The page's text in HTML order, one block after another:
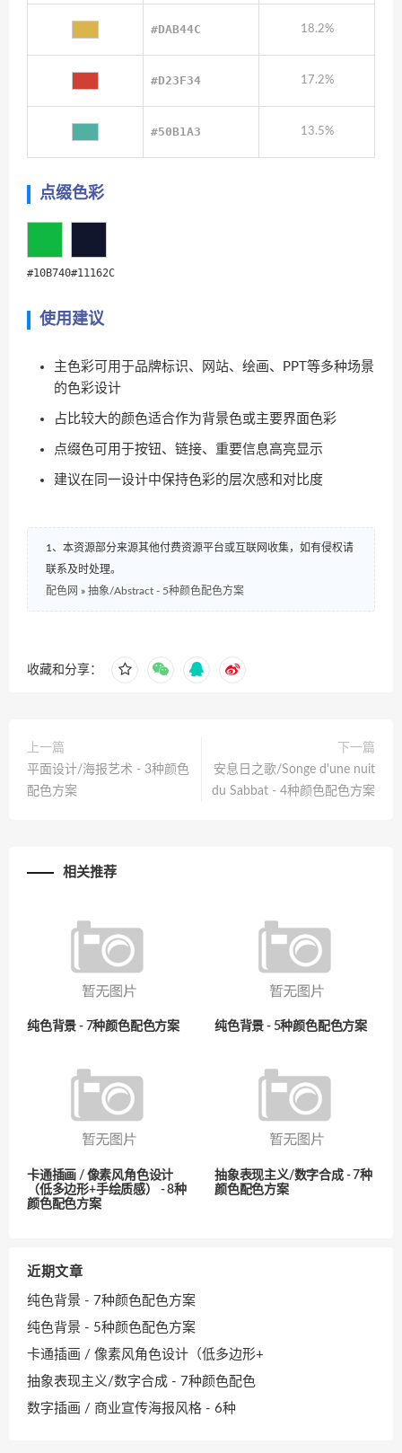
#DAB44C 18.2%
#D23F34 17.2%
#50B1A3 13.5%
点缀色彩
#10B740#11162C
使用建议
主色彩可用于品牌标识、网站、绘画、PPT等多种场景
的色彩设计
占比较大的颜色适合作为背景色或主要界面色彩
点缀色可用于按钮、链接、重要信息高亮显示
建议在同一设计中保持色彩的层次感和对比度
1、本资源部分来源其他付费资源平台或互联网收集，如有侵权请
联系及时处理。
配色网 » 抽象/Abstract - 5种颜色配色方案
收藏和分享：
上一篇
平面设计/海报艺术 - 3种颜色
配色方案
下一篇
安息日之歌/Songe d'une nuit
du Sabbat - 4种颜色配色方案
相关推荐
纯色背景 - 7种颜色配色方案 纯色背景 - 5种颜色配色方案
卡通插画 / 像素风角色设计
（低多边形+手绘质感） - 8种
颜色配色方案
抽象表现主义/数字合成 - 7种
颜色配色方案
近期文章
纯色背景 - 7种颜色配色方案
纯色背景 - 5种颜色配色方案
卡通插画 / 像素风角色设计（低多边形+
抽象表现主义/数字合成 - 7种颜色配色
数字插画 / 商业宣传海报风格 - 6种